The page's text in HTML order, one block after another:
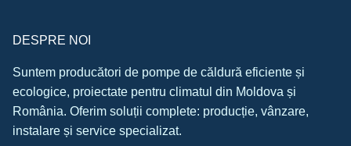
DESPRE NOI
Suntem producători de pompe de căldură eficiente și
ecologice, proiectate pentru climatul din Moldova și
România. Oferim soluții complete: producție, vânzare,
instalare și service specializat.